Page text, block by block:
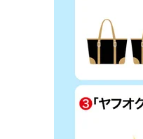
メルカリで値
メルカリでは
メルカリでは
メルカリの値段